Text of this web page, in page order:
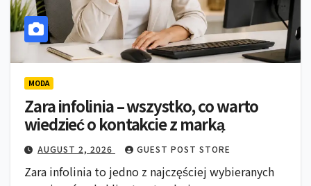
MODA
Zara infolinia – wszystko, co warto
wiedzieć o kontakcie z marką
AUGUST 2, 2026 GUEST POST STORE
Zara infolinia to jedno z najczęściej wybieranych